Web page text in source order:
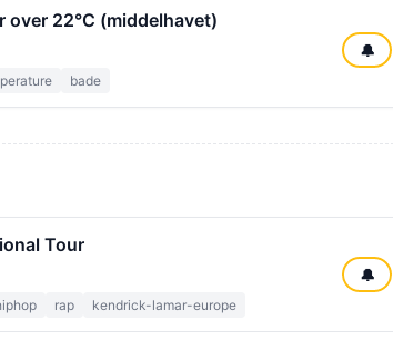
22°C (middelhavet)
bade
🔔
Tour
rap kendrick-lamar-europe
🔔